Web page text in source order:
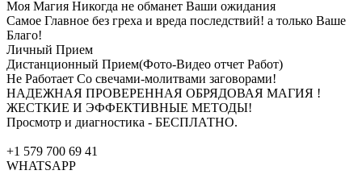
Моя Магия Никогда не обманет Ваши ожидания
Самое Главное без греха и вреда последствий! а только Ваше
Благо!
Личный Прием
Дистанционный Прием(Фото-Видео отчет Работ)
Не Работает Со свечами-молитвами заговорами!
НАДЕЖНАЯ ПРОВЕРЕННАЯ ОБРЯДОВАЯ МАГИЯ !
ЖЕСТКИЕ И ЭФФЕКТИВНЫЕ МЕТОДЫ!
Просмотр и диагностика - БЕСПЛАТНО.
+1 579 700 69 41
WHATSAPP